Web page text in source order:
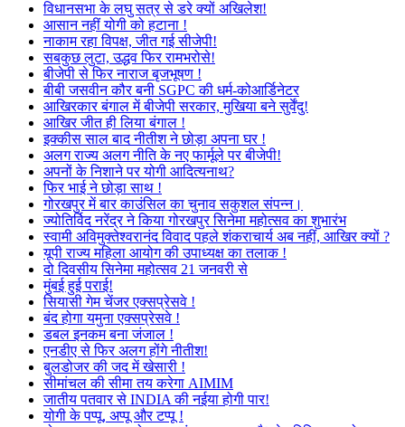
विधानसभा के लघु सत्र से डरे क्यों अखिलेश!
आसान नहीं योगी को हटाना !
नाकाम रहा विपक्ष, जीत गई सीजेपी!
सबकुछ लुटा, उद्धव फिर रामभरोसे!
बीजेपी से फिर नाराज बृजभूषण !
बीबी जसवीन कौर बनी SGPC की धर्म-कोआर्डिनेटर
आखिरकार बंगाल में बीजेपी सरकार, मुखिया बने सुर्वेंदु!
आखिर जीत ही लिया बंगाल !
इक्कीस साल बाद नीतीश ने छोड़ा अपना घर !
अलग राज्य अलग नीति के नए फार्मूले पर बीजेपी!
अपनों के निशाने पर योगी आदित्यनाथ?
फिर भाई ने छोड़ा साथ !
गोरखपुर में बार काउंसिल का चुनाव सकुशल संपन्न।
ज्योतिर्विद नरेंद्र ने किया गोरखपुर सिनेमा महोत्सव का शुभारंभ
स्वामी अविमुक्तेश्वरानंद विवाद पहले शंकराचार्य अब नहीं, आखिर क्यों ?
यूपी राज्य महिला आयोग की उपाध्यक्ष का तलाक !
दो दिवसीय सिनेमा महोत्सव 21 जनवरी से
मुंबई हुई पराई!
सियासी गेम चेंजर एक्सप्रेसवे !
बंद होगा यमुना एक्सप्रेसवे !
डबल इनकम बना जंजाल !
एनडीए से फिर अलग होंगे नीतीश!
बुलडोजर की जद में खेसारी !
सीमांचल की सीमा तय करेगा AIMIM
जातीय पतवार से INDIA की नईया होगी पार!
योगी के पप्पू, अप्पू और टप्पू !